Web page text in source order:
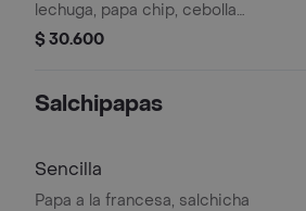
lechuga, papa chip, cebolla
caramelizada, pollo, champiñón,
$ 30.600
Salchipapas
Sencilla
Papa a la francesa, salchicha